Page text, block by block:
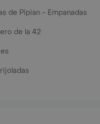
de Pipian - Empanadas
de la 42